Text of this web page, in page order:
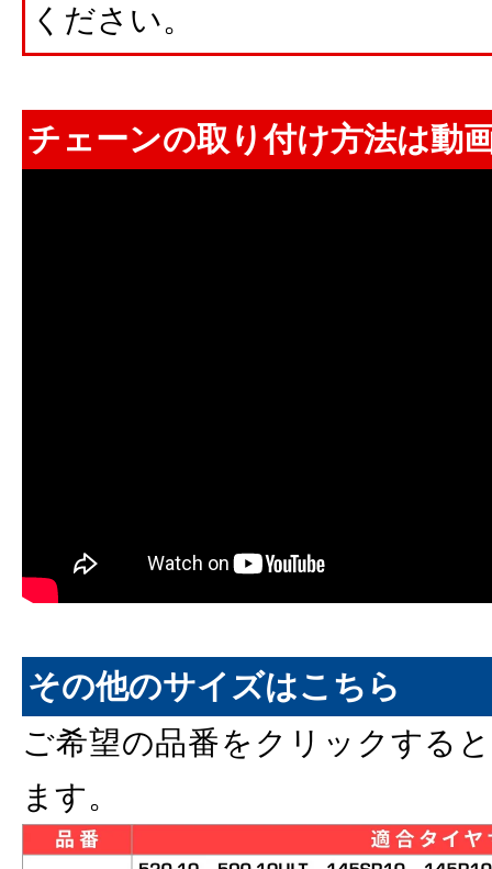
ください。
チェーンの取り付け方法は動
その他のサイズはこちら
ご希望の品番をクリックする
ます。